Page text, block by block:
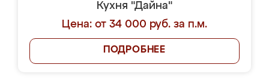
Кухня "Дайна"
Цена: от 34 000 руб. за п.м.
ПОДРОБНЕЕ